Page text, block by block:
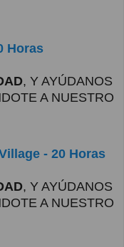
Horas
, Y AYÚDANOS
A NUESTRO
- 20 Horas
, Y AYÚDANOS
A NUESTRO